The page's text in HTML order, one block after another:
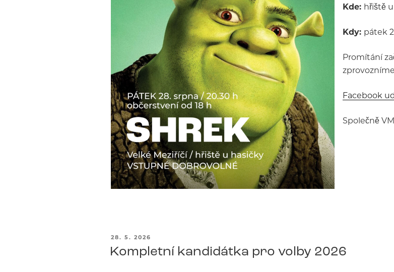
Kde: hřiště
Kdy: pátek
Promítání
Facebook
Společně VM
PUBLIKOVÁNO
28. 5. 2026
Kompletní kandidátka pro volby 2026